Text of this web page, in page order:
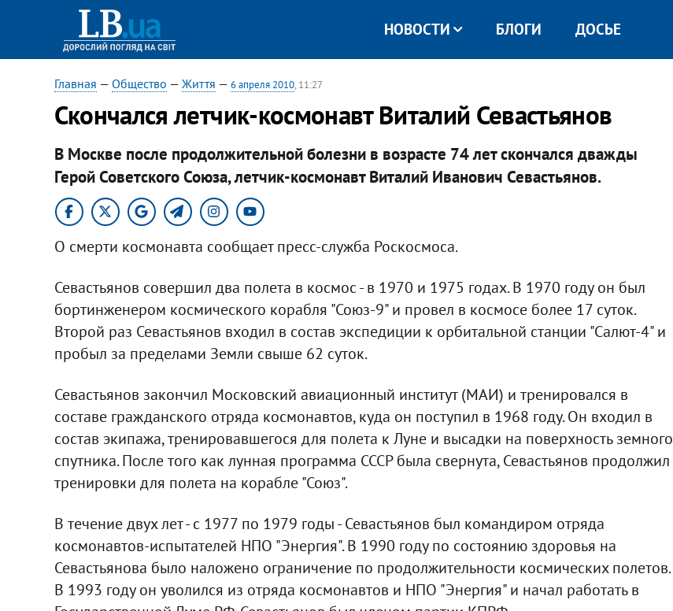
НОВОСТИ БЛОГИ ДОСЬЕ
Главная — Общество — Життя — 6 апреля 2010, 11:27
Скончался летчик-космонавт Виталий Севастьянов
В Москве после продолжительной болезни в возрасте 74 лет скончался дважды
Герой Советского Союза, летчик-космонавт Виталий Иванович Севастьянов.
О смерти космонавта сообщает пресс-служба Роскосмоса.
Севастьянов совершил два полета в космос - в 1970 и 1975 годах. В 1970 году он был
бортинженером космического корабля "Союз-9" и провел в космосе более 17 суток.
Второй раз Севастьянов входил в состав экспедиции к орбитальной станции "Салют-4" и
пробыл за пределами Земли свыше 62 суток.
Севастьянов закончил Московский авиационный институт (МАИ) и тренировался в
составе гражданского отряда космонавтов, куда он поступил в 1968 году. Он входил в
состав экипажа, тренировавшегося для полета к Луне и высадки на поверхность земного
спутника. После того как лунная программа СССР была свернута, Севастьянов продолжил
тренировки для полета на корабле "Союз".
В течение двух лет - с 1977 по 1979 годы - Севастьянов был командиром отряда
космонавтов-испытателей НПО "Энергия". В 1990 году по состоянию здоровья на
Севастьянова было наложено ограничение по продолжительности космических полетов.
В 1993 году он уволился из отряда космонавтов и НПО "Энергия" и начал работать в